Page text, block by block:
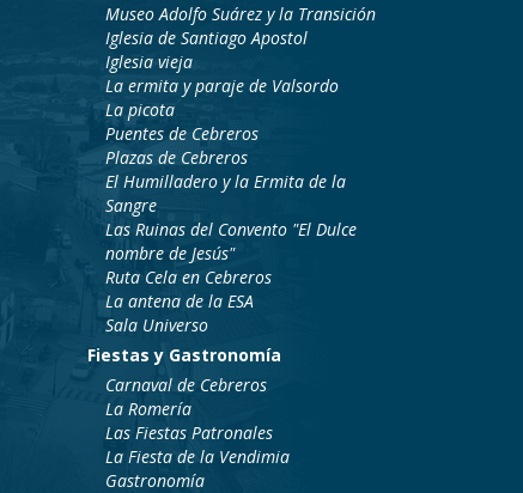
Museo Adolfo Suárez y la Transición
Iglesia de Santiago Apostol
Iglesia vieja
La ermita y paraje de Valsordo
La picota
Puentes de Cebreros
Plazas de Cebreros
El Humilladero y la Ermita de la
Sangre
Las Ruinas del Convento "El Dulce
nombre de Jesús"
Ruta Cela en Cebreros
La antena de la ESA
Sala Universo
Fiestas y Gastronomía
Carnaval de Cebreros
La Romería
Las Fiestas Patronales
La Fiesta de la Vendimia
Gastronomía